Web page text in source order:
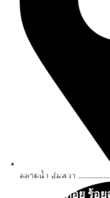
นับหิ่งห้อย ร้อ
ตลาดน้ำ อัมพวา
สถานที่ท่องเที่ยวรอ